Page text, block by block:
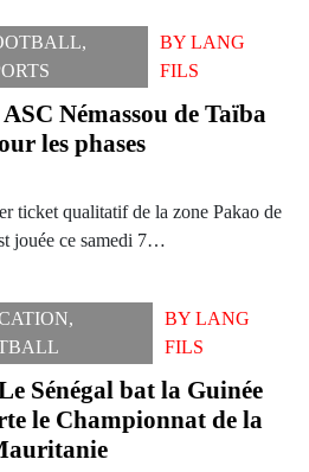
,
BYLANG
FILS
Némassou de Taïba
les phases
ticket qualitatif de la zone Pakao de
jouée ce samedi 7…
,
BYLANG
FILS
Sénégal bat la Guinée
le Championnat de la